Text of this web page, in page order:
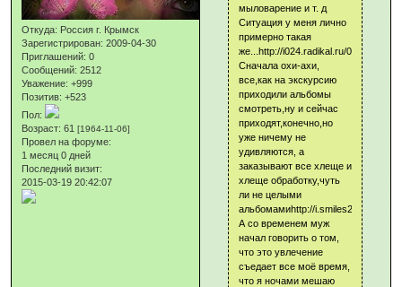
Откуда: Россия г. Крымск
Зарегистрирован: 2009-04-30
Приглашений: 0
Сообщений: 2512
Уважение: +999
Позитив: +523
Пол:
Возраст: 61[1964-11-06]
Провел на форуме:
1 месяц 0 дней
Последний визит:
2015-03-19 20:42:07
мыловарение и т. д
Ситуация у меня лично
примерно такая
же...http://i024.radikal.ru/0803/0f/
Сначала охи-ахи,
все,как на экскурсию
приходили альбомы
смотреть,ну и сейчас
приходят,конечно,но
уже ничему не
удивляются, а
заказывают все хлеще и
хлеще обработку,чуть
ли не целыми
альбомамиhttp://i.smiles2k.net/
А со временем муж
начал говорить о том,
что это увлечение
съедает все моё время,
что я ночами мешаю